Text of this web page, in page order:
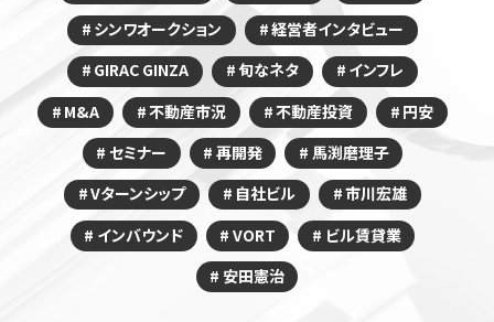
シンワオークション
経営者インタビュー
GIRAC GINZA
旬なネタ
インフレ
M&A
不動産市況 不動産投資
円安
セミナー
再開発
馬渕磨理子
Vターンシップ
自社ビル
市川宏雄
インバウンド
VORT
ビル賃貸業
安田憲治